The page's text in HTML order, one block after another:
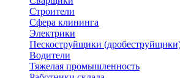
Строители
Сфера клининга
Электрики
Пескоструйщики
Водители
Тяжелая промышленность